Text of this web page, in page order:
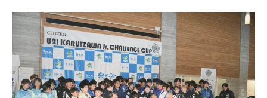
ニュース
採用
ヘルプ